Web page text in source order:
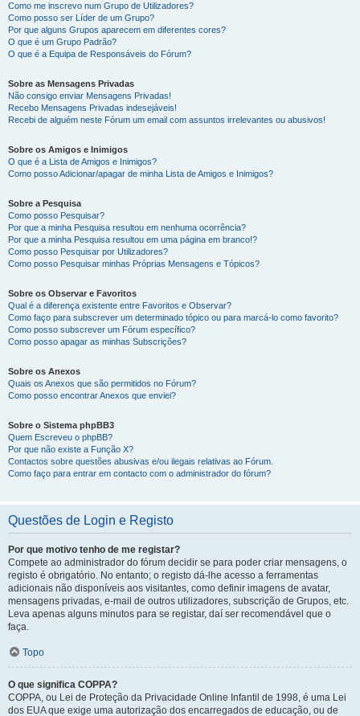
Como me inscrevo num Grupo de Utilizadores?
Como posso ser Líder de um Grupo?
Por que alguns Grupos aparecem em diferentes cores?
O que é um Grupo Padrão?
O que é a Equipa de Responsáveis do Fórum?
Sobre as Mensagens Privadas
Não consigo enviar Mensagens Privadas!
Recebo Mensagens Privadas indesejáveis!
Recebi de alguém neste Fórum um email com assuntos irrelevantes ou abusivos!
Sobre os Amigos e Inimigos
O que é a Lista de Amigos e Inimigos?
Como posso Adicionar/apagar de minha Lista de Amigos e Inimigos?
Sobre a Pesquisa
Como posso Pesquisar?
Por que a minha Pesquisa resultou em nenhuma ocorrência?
Por que a minha Pesquisa resultou em uma página em branco!?
Como posso Pesquisar por Utilizadores?
Como posso Pesquisar minhas Próprias Mensagens e Tópicos?
Sobre os Observar e Favoritos
Qual é a diferença existente entre Favoritos e Observar?
Como faço para subscrever um determinado tópico ou para marcá-lo como favorito?
Como posso subscrever um Fórum específico?
Como posso apagar as minhas Subscrições?
Sobre os Anexos
Quais os Anexos que são permitidos no Fórum?
Como posso encontrar Anexos que enviei?
Sobre o Sistema phpBB3
Quem Escreveu o phpBB?
Por que não existe a Função X?
Contactos sobre questões abusivas e/ou ilegais relativas ao Fórum.
Como faço para entrar em contacto com o administrador do fórum?
Questões de Login e Registo
Por que motivo tenho de me registar?
Compete ao administrador do fórum decidir se para poder criar mensagens, o
registo é obrigatório. No entanto; o registo dá-lhe acesso a ferramentas
adicionais não disponíveis aos visitantes, como definir imagens de avatar,
mensagens privadas, e-mail de outros utilizadores, subscrição de Grupos, etc.
Leva apenas alguns minutos para se registar, daí ser recomendável que o
faça.
Topo
O que significa COPPA?
COPPA, ou Lei de Proteção da Privacidade Online Infantil de 1998, é uma Lei
dos EUA que exige uma autorização dos encarregados de educação, ou de